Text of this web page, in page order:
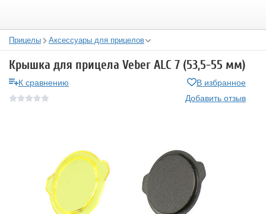
Прицелы Аксессуары для прицелов
Крышка для прицела Veber ALC 7 (53,5-55 мм)
К сравнению
В избранное
Добавить отзыв